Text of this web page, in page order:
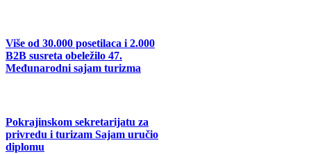
Više od 30.000 posetilaca i 2.000
B2B susreta obeležilo 47.
Međunarodni sajam turizma
Pokrajinskom sekretarijatu za
privredu i turizam Sajam uručio
diplomu